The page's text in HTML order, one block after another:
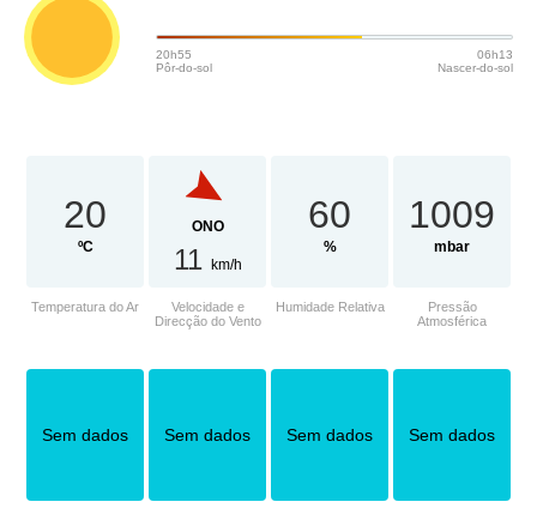
20h55
Pôr-do-sol
06h13
Nascer-do-sol
20
ºC
Temperatura do Ar
ONO
11 km/h
Velocidade e
Direcção do Vento
60
%
Humidade Relativa
1009
mbar
Pressão
Atmosférica
Sem dados Sem dados Sem dados Sem dados